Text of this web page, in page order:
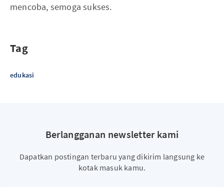
mencoba, semoga sukses.
Tag
edukasi
Berlangganan newsletter kami
Dapatkan postingan terbaru yang dikirim langsung ke
kotak masuk kamu.